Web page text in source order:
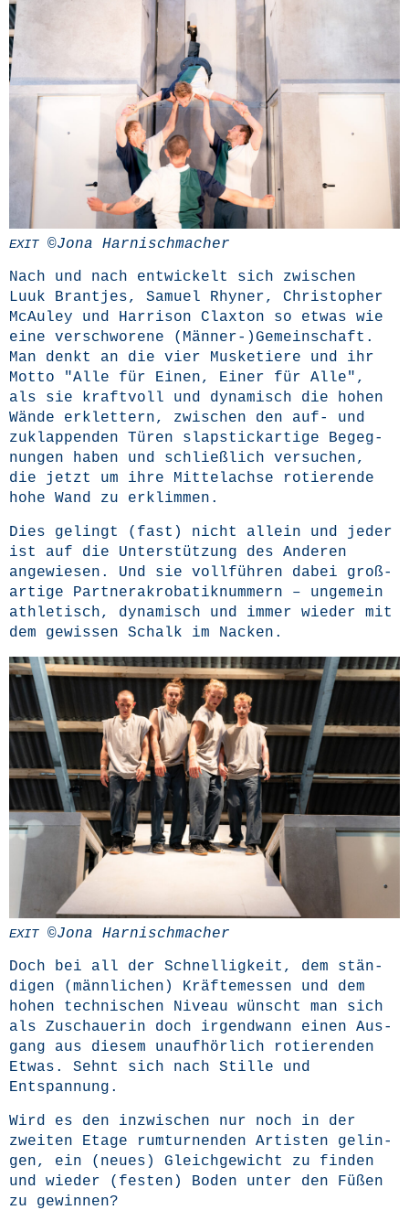
EXIT©Jona Harnischmacher
Nach und nach ent­wi­ckelt sich zwi­schen
Luuk Brant­jes, Samu­el Rhy­ner, Chris­to­pher
McAu­ley und Har­ri­son Clax­t­on so etwas wie
eine ver­schwo­re­ne (Männer-)Gemeinschaft.
Man denkt an die vier Mus­ke­tie­re und ihr
Mot­to "Alle für Einen, Einer für Alle",
als sie kraft­voll und dyna­misch die hohen
Wän­de erklet­tern, zwi­schen den auf- und
zuklap­pen­den Türen slap­stick­ar­ti­ge Begeg­
nun­gen haben und schließ­lich ver­su­chen,
die jetzt um ihre Mit­tel­ach­se rotie­ren­de
hohe Wand zu erklimmen.
Dies gelingt (fast) nicht allein und jeder
ist auf die Unter­stüt­zung des Ande­ren
ange­wie­sen. Und sie voll­füh­ren dabei groß­
ar­ti­ge Part­ner­akro­ba­tik­num­mern – unge­mein
ath­le­tisch, dyna­misch und immer wie­der mit
dem gewis­sen Schalk im Nacken.
EXIT©Jona Harnischmacher
Doch bei all der Schnel­lig­keit, dem stän­
di­gen (männ­li­chen) Kräf­te­mes­sen und dem
hohen tech­ni­schen Niveau wünscht man sich
als Zuschaue­rin doch irgend­wann einen Aus­
gang aus die­sem unauf­hör­lich rotie­ren­den
Etwas. Sehnt sich nach Stil­le und
Entspannung.
Wird es den inzwi­schen nur noch in der
zwei­ten Eta­ge rum­tur­nen­den Artis­ten gelin­
gen, ein (neu­es) Gleich­ge­wicht zu fin­den
und wie­der (fes­ten) Boden unter den Füßen
zu gewinnen?